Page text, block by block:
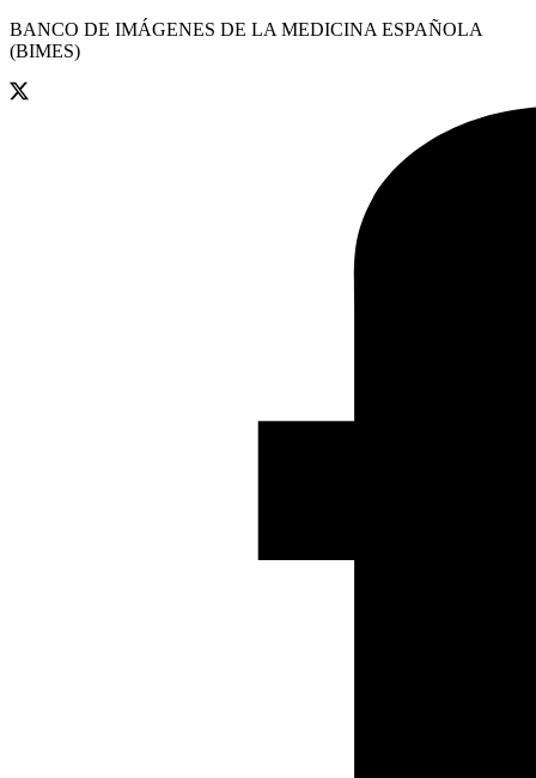
BANCO DE IMÁGENES DE LA MEDICINA ESPAÑOLA
(BIMES)